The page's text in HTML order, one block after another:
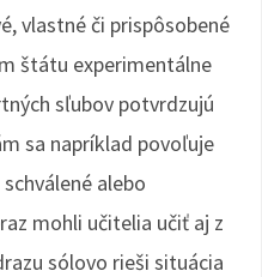
vlastné či prispôsobené
štátu experimentálne
sľubov potvrdzujú
sa napríklad povoľuje
alebo
mohli učitelia učiť aj z
sólovo rieši situácia